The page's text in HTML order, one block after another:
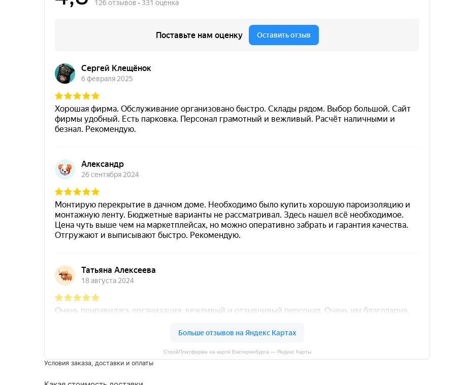
СтройПлатформа на карте Екатеринбурга — Яндекс Карты
Условия заказа, доставки и оплаты